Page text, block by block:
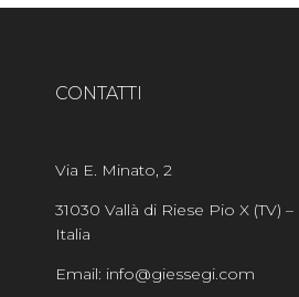
CONTATTI
Via E. Minato, 2
31030 Vallà di Riese Pio X (TV) –
Italia
Email: info@giessegi.com